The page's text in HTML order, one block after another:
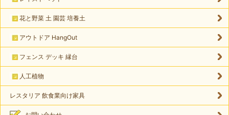
花と野菜 土 園芸 培養土
アウトドア HangOut
フェンス デッキ 縁台
人工植物
レスタリア 飲食業向け家具